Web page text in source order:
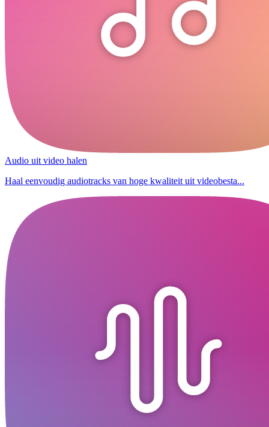
Audio uit video halen
Haal eenvoudig audiotracks van hoge kwaliteit uit videobesta...